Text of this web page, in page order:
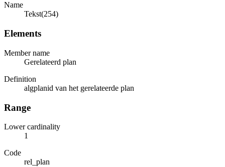
Name
Tekst(254)
Elements
Member name
Gerelateerd plan
Definition
algplanid van het gerelateerde plan
Range
Lower cardinality
1
Code
rel_plan